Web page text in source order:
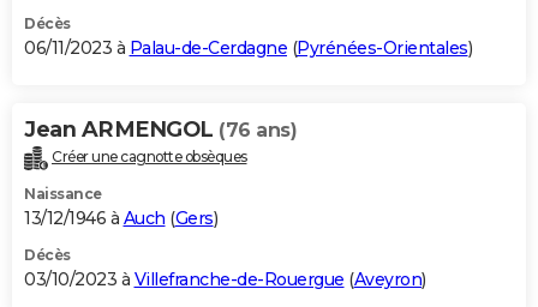
Décès
06/11/2023 à Palau-de-Cerdagne (Pyrénées-Orientales)
Jean ARMENGOL (76 ans)
Créer une cagnotte obsèques
Naissance
13/12/1946 à Auch (Gers)
Décès
03/10/2023 à Villefranche-de-Rouergue (Aveyron)